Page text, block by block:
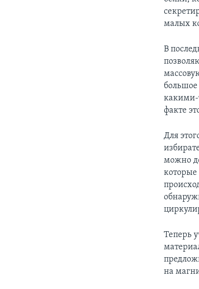
малых
В
большое
какими-
факте
Для
можно
которые
Теперь
на